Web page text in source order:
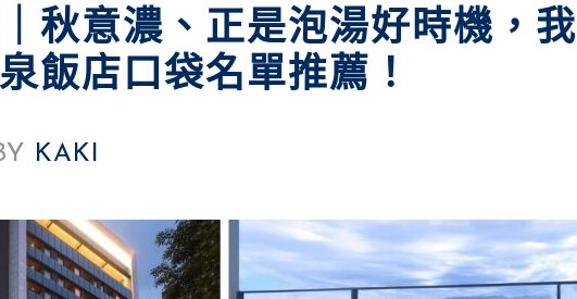
秋意濃、正是泡湯好時機，我
飯店口袋名單推薦！
KAKI